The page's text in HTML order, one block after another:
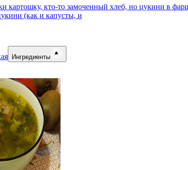
картошку, кто-то замоченный хлеб, но цукини в
(как и капусты, и
Ингредиенты